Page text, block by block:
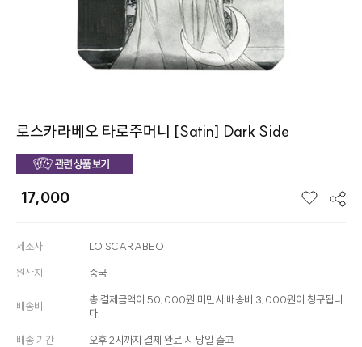
로스카라베오 타로주머니 [Satin] Dark Side
17,000
제조사 LO SCARABEO
원산지 중국
배송비
총 결제금액이 50,000원 미만시 배송비 3,000원이 청구됩니
다.
배송 기간 오후 2시까지 결제 완료 시 당일 출고